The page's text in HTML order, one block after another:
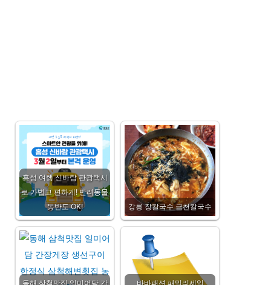
홍성 여행 신바람 관광택시
로 가볍고 편하게! 반려동물
동반도 OK!
강릉 장칼국수 금천칼국수
동해 삼척맛집 일미어담 간
바바패션 패밀리세일